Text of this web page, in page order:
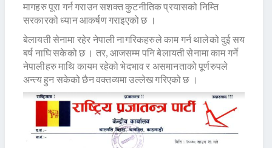
मागहरु पूरा गर्न गराउन सशक्त कुटनीतिक प्रयासको निम्ति
सरकारको ध्यान आकर्षण गराइएको छ ।
बेलायती सेनामा रहेर नेपाली नागरिकहरुले काम गर्न थालेको दुई सय
बर्ष नाघि सकेको छ । तर, आजसम्म पनि बेलायती सेनामा काम गर्ने
नेपालीहरु माथि कायम रहेको भेदभाव र असमानताको पूर्णरुपले
अन्त्य हुन सकेको छैन वक्तव्यमा उल्लेख गरिएको छ ।